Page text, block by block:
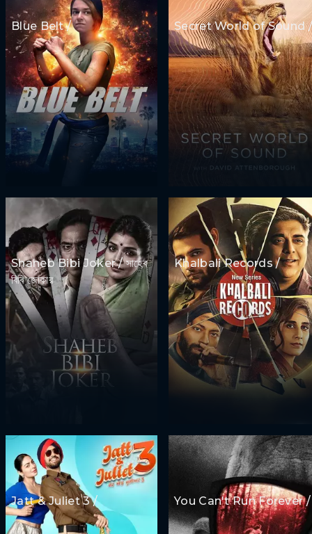
Blue Belt / Secret World of Sound /
Shaheb Bibi Joker / সাহেব
বিবি জোকার
Khalbali Records /
Jatt & Juliet 3 / You Can't Run Forever /